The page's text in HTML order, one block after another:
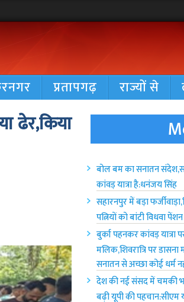
प्रतापगढ़ राज्यों से
ढेर,किया
बोल बम‌ का सनातन
कांवड़ यात्रा है:धनंजय सिंह
सहारनपुर में बड़ा
पत्नियों को बांटी विधवा पेंशन
बुर्का पहनकर कांवड़ यात्रा
मलिक,शिवरात्रि पर
सनातन से अच्छा कोई धर्म
देश की नई संसद में चमकी
बढ़ी यूपी की पहचान:सीएम